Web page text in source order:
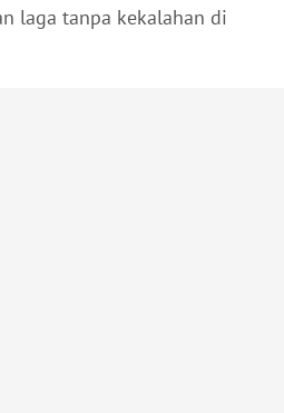
laga tanpa kekalahan di